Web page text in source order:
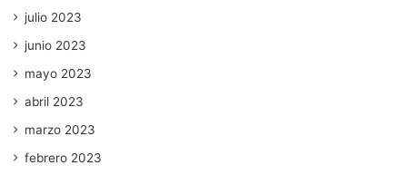
julio 2023
junio 2023
mayo 2023
abril 2023
marzo 2023
febrero 2023